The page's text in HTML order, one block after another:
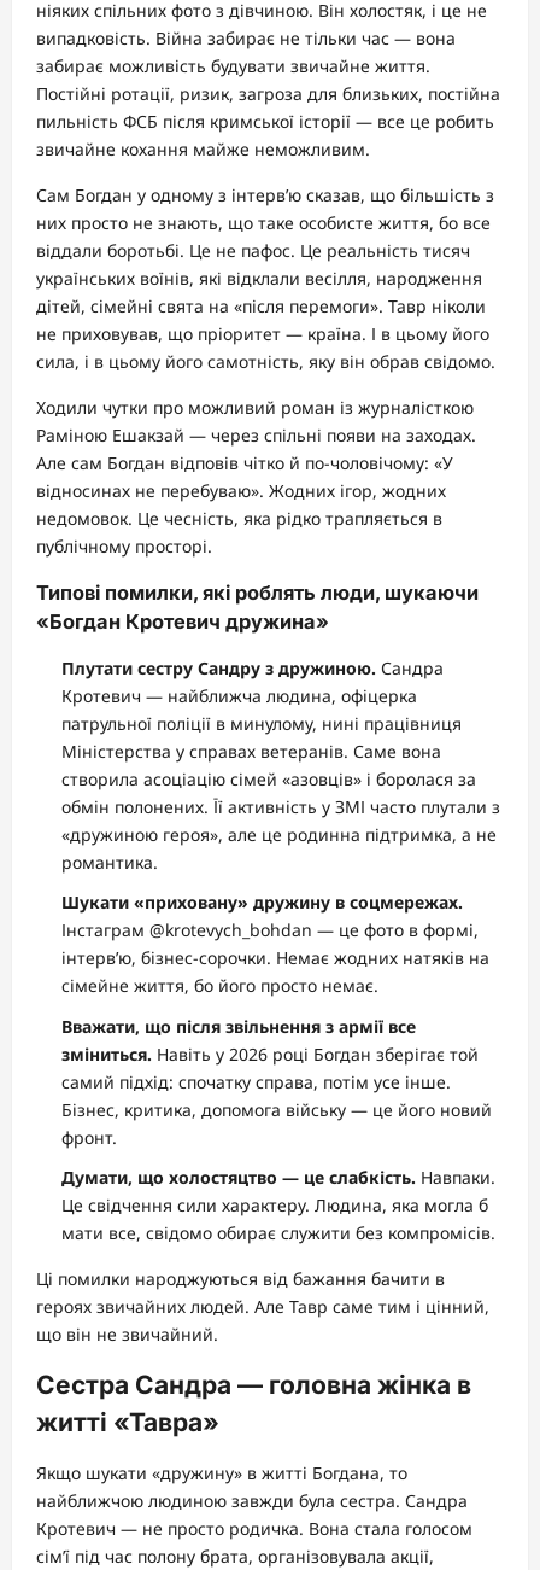
ніяких спільних фото з дівчиною. Він холостяк, і це не
випадковість. Війна забирає не тільки час — вона
забирає можливість будувати звичайне життя.
Постійні ротації, ризик, загроза для близьких, постійна
пильність ФСБ після кримської історії — все це робить
звичайне кохання майже неможливим.
Сам Богдан у одному з інтерв’ю сказав, що більшість з
них просто не знають, що таке особисте життя, бо все
віддали боротьбі. Це не пафос. Це реальність тисяч
українських воїнів, які відклали весілля, народження
дітей, сімейні свята на «після перемоги». Тавр ніколи
не приховував, що пріоритет — країна. І в цьому його
сила, і в цьому його самотність, яку він обрав свідомо.
Ходили чутки про можливий роман із журналісткою
Раміною Ешакзай — через спільні появи на заходах.
Але сам Богдан відповів чітко й по-чоловічому: «У
відносинах не перебуваю». Жодних ігор, жодних
недомовок. Це чесність, яка рідко трапляється в
публічному просторі.
Типові помилки, які роблять люди, шукаючи
«Богдан Кротевич дружина»
Плутати сестру Сандру з дружиною. Сандра
Кротевич — найближча людина, офіцерка
патрульної поліції в минулому, нині працівниця
Міністерства у справах ветеранів. Саме вона
створила асоціацію сімей «азовців» і боролася за
обмін полонених. Її активність у ЗМІ часто плутали з
«дружиною героя», але це родинна підтримка, а не
романтика.
Шукати «приховану» дружину в соцмережах.
Інстаграм @krotevych_bohdan — це фото в формі,
інтерв’ю, бізнес-сорочки. Немає жодних натяків на
сімейне життя, бо його просто немає.
Вважати, що після звільнення з армії все
зміниться. Навіть у 2026 році Богдан зберігає той
самий підхід: спочатку справа, потім усе інше.
Бізнес, критика, допомога війську — це його новий
фронт.
Думати, що холостяцтво — це слабкість. Навпаки.
Це свідчення сили характеру. Людина, яка могла б
мати все, свідомо обирає служити без компромісів.
Ці помилки народжуються від бажання бачити в
героях звичайних людей. Але Тавр саме тим і цінний,
що він не звичайний.
Сестра Сандра — головна жінка в
житті «Тавра»
Якщо шукати «дружину» в житті Богдана, то
найближчою людиною завжди була сестра. Сандра
Кротевич — не просто родичка. Вона стала голосом
сім’ї під час полону брата, організовувала акції,